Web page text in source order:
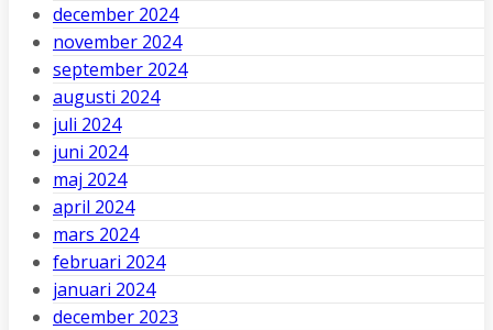
december 2024
november 2024
september 2024
augusti 2024
juli 2024
juni 2024
maj 2024
april 2024
mars 2024
februari 2024
januari 2024
december 2023